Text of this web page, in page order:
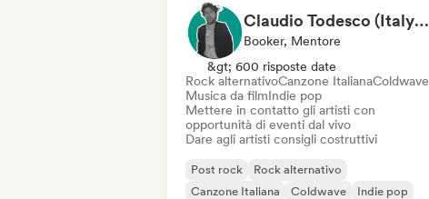
Claudio Todesco (Italy & Japan focus)
Booker, Mentore
&gt; 600 risposte date
Rock alternativoCanzone ItalianaColdwave
Musica da filmIndie pop
Mettere in contatto gli artisti con
opportunità di eventi dal vivo
Dare agli artisti consigli costruttivi
Post rock
Rock alternativo
Canzone Italiana
Coldwave
Indie pop